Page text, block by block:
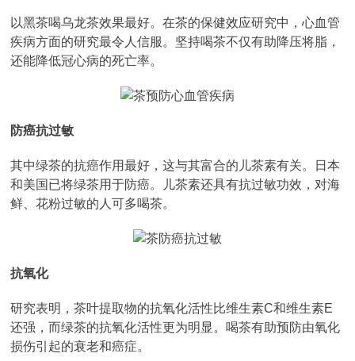
以黑茶喝乌龙茶效果最好。在茶的保健效应研究中，心血管
疾病方面的研究最令人信服。坚持喝茶不仅有助降压将脂，
还能降低冠心病的死亡率。
防癌抗过敏
其中绿茶的抗癌作用最好，这与其富合的儿茶素有关。日本
和美国已将绿茶用于防癌。儿茶素还具有抗过敏功效，对海
鲜、花粉过敏的人可多喝茶。
抗氧化
研究表明，茶叶提取物的抗氧化活性比维生素C和维生素E
还强，而绿茶的抗氧化活性更为明显。喝茶有助预防由氧化
损伤引起的衰老和癌症。